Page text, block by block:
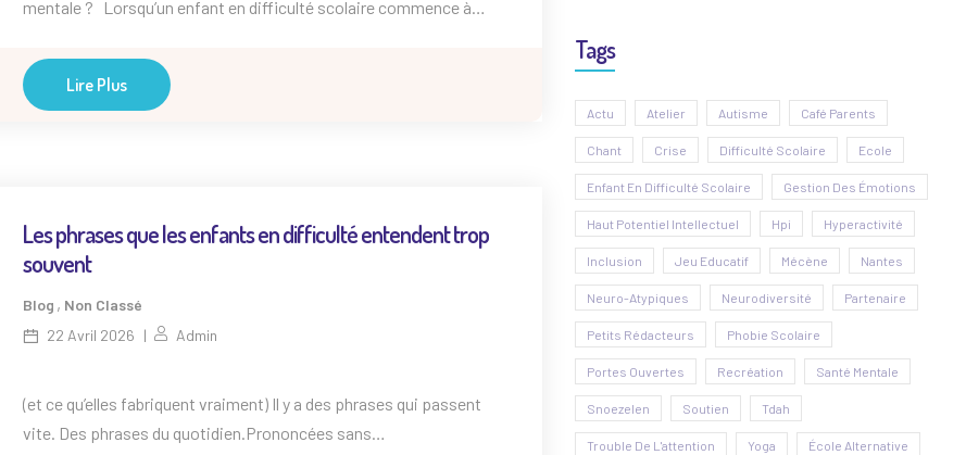
mentale ? Lorsqu’un enfant en difficulté scolaire commence à
simple cadre des apprentissages. Anxiété, perte d’estime de soi,
refus scolaire, découragement : la souffrance scolaire peut avoir
Lire Plus
Les phrases que les enfants en difficulté entendent trop
souvent
Blog , Non Classé
22 Avril 2026
Admin
(et ce qu’elles fabriquent vraiment) Il y a des phrases qui passent
vite. Des phrases du quotidien.Prononcées sans
Tags
Actu Atelier Autisme Café Parents
Chant Crise Difficulté Scolaire Ecole
Enfant En Difficulté Scolaire Gestion Des Émotions
Haut Potentiel Intellectuel Hpi Hyperactivité
Inclusion Jeu Educatif Mécène Nantes
Neuro-Atypiques Neurodiversité Partenaire
Petits Rédacteurs Phobie Scolaire
Portes Ouvertes Recréation Santé Mentale
Snoezelen Soutien Tdah
Trouble De L'attention Yoga École Alternative